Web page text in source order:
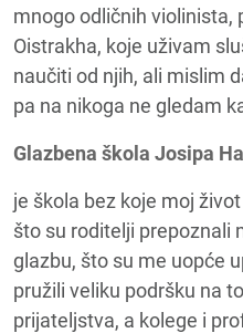
mnogo odličnih violinista,
Oistrakha, koje uživam
naučiti od njih, ali mislim
pa na nikoga ne gledam
Glazbena škola Josipa
je škola bez koje moj
što su roditelji prepoznali
glazbu, što su me uopće
pružili veliku podršku na
prijateljstva, a kolege i